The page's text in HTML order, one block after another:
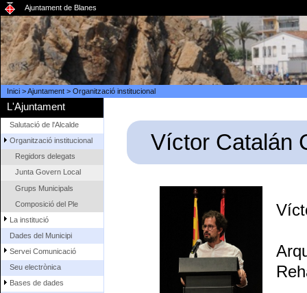
Ajuntament de Blanes
Inici>Ajuntament> Organització institucional
L'Ajuntament
Salutació de l'Alcalde
Organització institucional
Regidors delegats
Junta Govern Local
Grups Municipals
Composició del Ple
La institució
Dades del Municipi
Servei Comunicació
Seu electrònica
Bases de dades
Víctor Catalán